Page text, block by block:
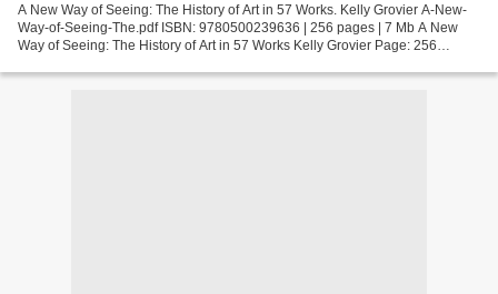
A New Way of Seeing: The History of Art in 57 Works. Kelly Grovier A-New-
Way-of-Seeing-The.pdf ISBN: 9780500239636 | 256 pages | 7 Mb A New
Way of Seeing: The History of Art in 57 Works Kelly Grovier Page: 256